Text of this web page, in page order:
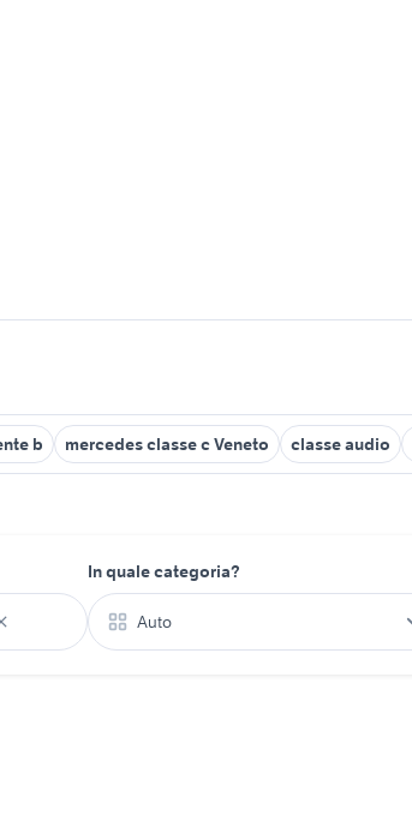
b mercedes classe c Veneto classe audio
In quale categoria?
Auto